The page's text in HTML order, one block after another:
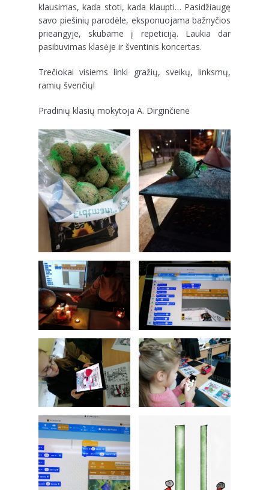
klausimas, kada stoti, kada klaupti… Pasidžiaugę
savo piešinių parodėle, eksponuojama bažnyčios
prieangyje, skubame į repeticiją. Laukia dar
pasibuvimas klasėje ir šventinis koncertas.
Trečiokai visiems linki gražių, sveikų, linksmų,
ramių švenčių!
Pradinių klasių mokytoja A. Dirginčienė